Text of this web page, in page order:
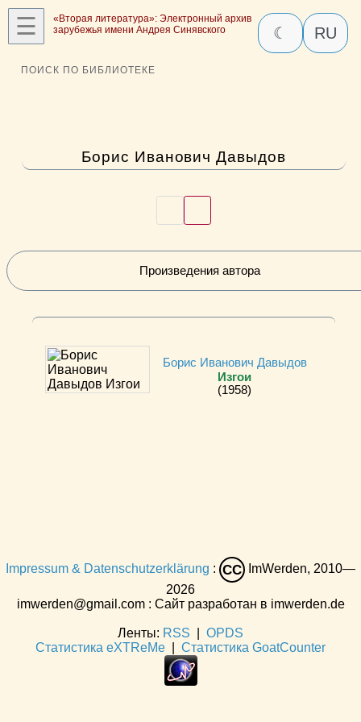
☰
«Вторая литература»: Электронный архив
зарубежья имени Андрея Синявского
☾ RU
ПОИСК ПО БИБЛИОТЕКЕ
Борис Иванович Давыдов
Произведения автора
Борис Иванович Давыдов
Изгои
(1958)
Impressum & Datenschutzerklärung : CC
ImWerden, 2010—
2026
imwerden@gmail.com : Сайт разработан в imwerden.de
Ленты: RSS
OPDS
Статистика eXTReMe
Статистика GoatCounter